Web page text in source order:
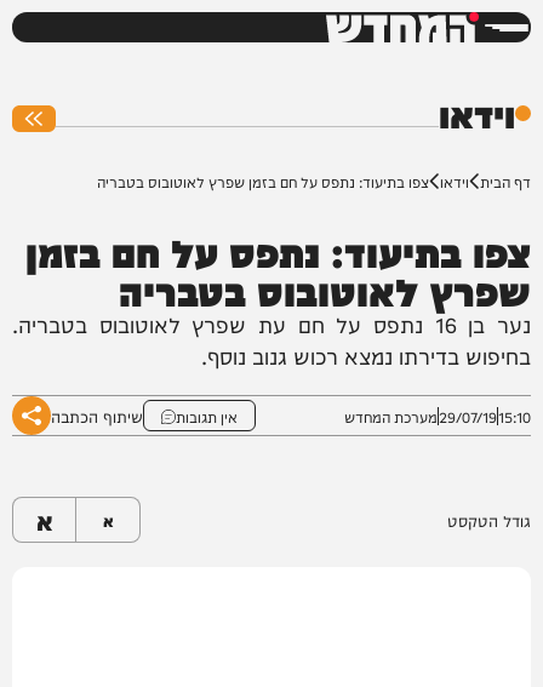
המחדש
וידאו
דף הבית וידאו צפו בתיעוד: נתפס על חם בזמן שפרץ לאוטובוס בטבריה
צפו בתיעוד: נתפס על חם בזמן
שפרץ לאוטובוס בטבריה
נער בן 16 נתפס על חם עת שפרץ לאוטובוס בטבריה.
בחיפוש בדירתו נמצא רכוש גנוב נוסף.
15:10
29/07/19מערכת המחדש אין תגובות שיתוף הכתבה
גודל הטקסט א א